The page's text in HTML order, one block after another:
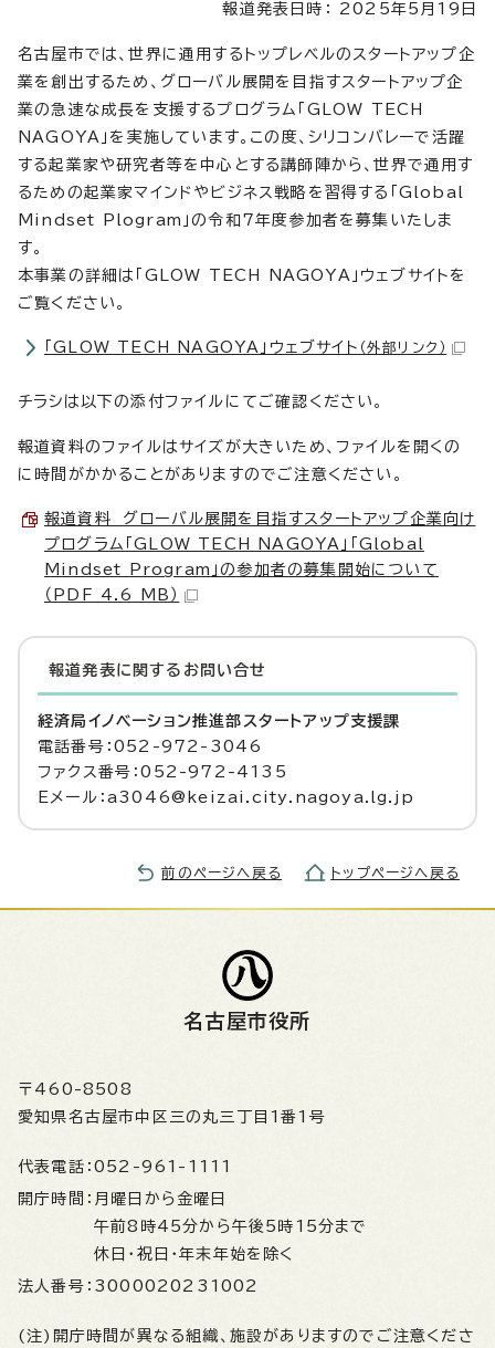
報道発表日時： 2025年5月19日
名古屋市では、世界に通用するトップレベルのスタートアップ企
業を創出するため、グローバル展開を目指すスタートアップ企
業の急速な成長を支援するプログラム「GLOW TECH
NAGOYA」を実施しています。この度、シリコンバレーで活躍
する起業家や研究者等を中心とする講師陣から、世界で通用す
るための起業家マインドやビジネス戦略を習得する「Global
Mindset Plogram」の令和7年度参加者を募集いたしま
す。
本事業の詳細は「GLOW TECH NAGOYA」ウェブサイトを
ご覧ください。
「GLOW TECH NAGOYA」ウェブサイト （外部リンク）
チラシは以下の添付ファイルにてご確認ください。
報道資料のファイルはサイズが大きいため、ファイルを開くの
に時間がかかることがありますのでご注意ください。
報道資料 グローバル展開を目指すスタートアップ企業向け
プログラム「GLOW TECH NAGOYA」「Global
Mindset Program」の参加者の募集開始について
（PDF 4.6 MB）
報道発表に関するお問い合せ
経済局イノベーション推進部スタートアップ支援課
電話番号：052-972-3046
ファクス番号：052-972-4135
Eメール：a3046@keizai.city.nagoya.lg.jp
前のページへ戻る トップページへ戻る
名古屋市役所
〒460-8508
愛知県名古屋市中区三の丸三丁目1番1号
代表電話： 052-961-1111
開庁時間： 月曜日から金曜日
午前8時45分から午後5時15分まで
休日・祝日・年末年始を除く
法人番号： 3000020231002
(注)開庁時間が異なる組織、施設がありますのでご注意くださ